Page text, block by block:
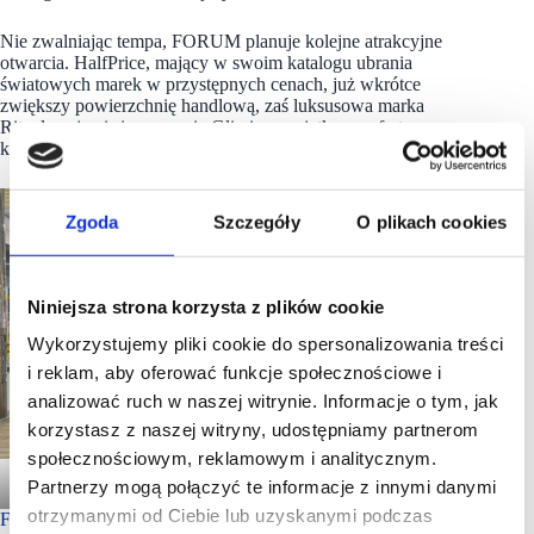
Zgoda Szczegóły O plikach cookies
Niniejsza strona korzysta z plików cookie
Wykorzystujemy pliki cookie do spersonalizowania treści
i reklam, aby oferować funkcje społecznościowe i
analizować ruch w naszej witrynie. Informacje o tym, jak
korzystasz z naszej witryny, udostępniamy partnerom
społecznościowym, reklamowym i analitycznym.
Partnerzy mogą połączyć te informacje z innymi danymi
otrzymanymi od Ciebie lub uzyskanymi podczas
Nie zwalniając tempa, FORUM planuje kolejne atrakcyjne
otwarcia. HalfPrice, mający w swoim katalogu ubrania
światowych marek w przystępnych cenach, już wkrótce
zwiększy powierzchnię handlową, zaś luksusowa marka
Rituals pojawi się na mapie Gliwic z wyjątkową ofertą
kosmetyków i produktów relaksacyjnych.
Forum Gliwice
Footfall i obroty w górę